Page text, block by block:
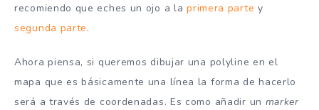
recomiendo que eches un ojo a laprimera parte y
segunda parte.
Ahora piensa, si queremos dibujar una polyline en el
mapa que es básicamente una línea la forma de hacerlo
será a través de coordenadas. Es como añadir un marker